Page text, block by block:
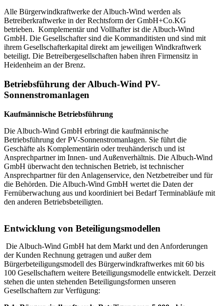
Alle Bürgerwindkraftwerke der Albuch-Wind werden als
Betreiberkraftwerke in der Rechtsform der GmbH+Co.KG
betrieben. Komplementär und Vollhafter ist die Albuch-Wind
GmbH. Die Gesellschafter sind die Kommanditisten und sind mit
ihrem Gesellschafterkapital direkt am jeweiligen Windkraftwerk
beteiligt. Die Betreibergesellschaften haben ihren Firmensitz in
Heidenheim an der Brenz.
Betriebsführung der Albuch-Wind PV-
Sonnenstromanlagen
Kaufmännische Betriebsführung
Die Albuch-Wind GmbH erbringt die kaufmännische
Betriebsführung der PV-Sonnenstromanlagen. Sie führt die
Geschäfte als Komplementärin oder treuhänderisch und ist
Ansprechpartner im Innen- und Außenverhältnis. Die Albuch-Wind
GmbH überwacht den technischen Betrieb, ist technischer
Ansprechpartner für den Anlagenservice, den Netzbetreiber und für
die Behörden. Die Albuch-Wind GmbH wertet die Daten der
Fernüberwachung aus und koordiniert bei Bedarf Terminabläufe mit
den anderen Betriebsbeteiligten.
Entwicklung von Beteiligungsmodellen
Die Albuch-Wind GmbH hat dem Markt und den Anforderungen
der Kunden Rechnung getragen und außer dem
Bürgerbeteiligungsmodell des Bürgerwindkraftwerkes mit 60 bis
100 Gesellschaftern weitere Beteiligungsmodelle entwickelt. Derzeit
stehen die unten stehenden Beteiligungsformen unseren
Gesellschaftern zur Verfügung: